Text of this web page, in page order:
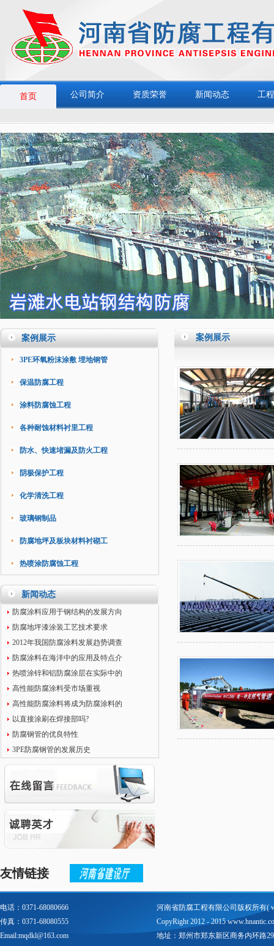
首页 公司简介 资质荣誉 新闻动态 工
案例展示
3PE环氧粉沫涂敷 埋地钢管
保温防腐工程
涂料防腐蚀工程
各种耐蚀材料衬里工程
防水、快速堵漏及防火工程
阴极保护工程
化学清洗工程
玻璃钢制品
防腐地坪及板块材料衬砌工
热喷涂防腐蚀工程
新闻动态
防腐涂料应用于钢结构的发展方向
防腐地坪漆涂装工艺技术要求
2012年我国防腐涂料发展趋势调查
防腐涂料在海洋中的应用及特点介
热喷涂锌和铝防腐涂层在实际中的
高性能防腐涂料受市场重视
高性能防腐涂料将成为防腐涂料的
以直接涂刷在焊接部吗?
防腐钢管的优良特性
3PE防腐钢管的发展历史
案例展示
友情链接
电话：0371-68080666
传真：0371-68080555
Email:mqdkl@163.com
河南省防腐工程有限公司版权所有(
CopyRight 2012 - 2015
地址：郑州市郑东新区商务内环